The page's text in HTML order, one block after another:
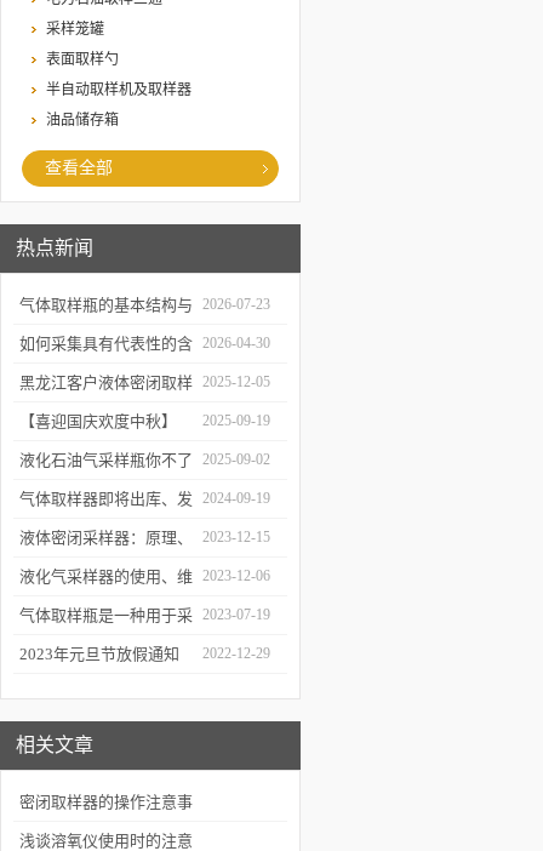
采样笼罐
表面取样勺
半自动取样机及取样器
油品储存箱
查看全部
热点新闻
气体取样瓶的基本结构与
工作逻辑是什么？
2026-07-23
如何采集具有代表性的含
油水样？——石油类采水
器原理与使用
2026-04-30
黑龙江客户液体密闭取样
器项目顺利交付
2025-12-05
【喜迎国庆欢度中秋】
2025年国庆中秋放假通知
2025-09-19
液化石油气采样瓶你不了
解的知识！
2025-09-02
气体取样器即将出库、发
货！
2024-09-19
液体密闭采样器：原理、
应用和优势
2023-12-15
液化气采样器的使用、维
护与优化
2023-12-06
气体取样瓶是一种用于采
集、贮存和分析气体样品
2023-07-19
2023年元旦节放假通知 2022-12-29
相关文章
密闭取样器的操作注意事
项
浅谈溶氧仪使用时的注意